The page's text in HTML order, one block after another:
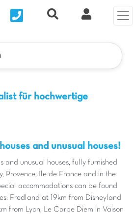
Nous contacterRecherche rapide
Clix
für hochwertige
and unusual houses!
and unusual houses, fully furnished
Provence, Ile de France and in the
accommodations can be found
Fredland at 19km from Disneyland
from Lyon, Le Carpe Diem in Vaison